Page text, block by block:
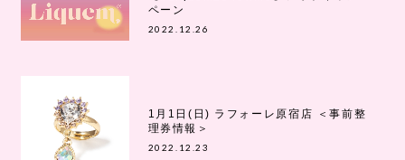
ペーン
2022.12.26
1月1日(日) ラフォーレ原宿店 ＜事前整
理券情報＞
2022.12.23